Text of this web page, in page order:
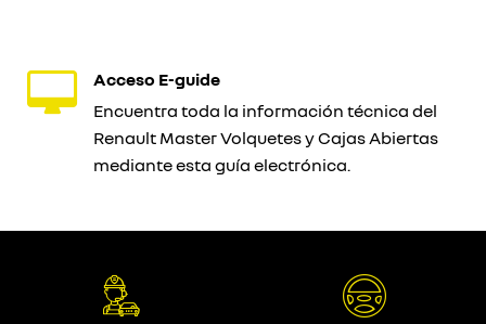
Acceso E-guide
Encuentra toda la información técnica del
Renault Master Volquetes y Cajas Abiertas
mediante esta guía electrónica.